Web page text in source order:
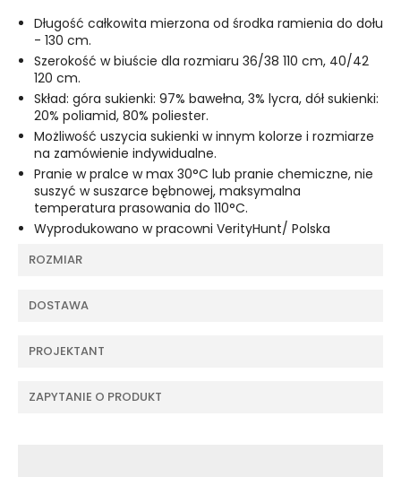
Długość całkowita mierzona od środka ramienia do dołu
- 130 cm.
Szerokość w biuście dla rozmiaru 36/38 110 cm, 40/42
120 cm.
Skład: góra sukienki: 97% bawełna, 3% lycra, dół sukienki:
20% poliamid, 80% poliester.
Możliwość uszycia sukienki w innym kolorze i rozmiarze
na zamówienie indywidualne.
Pranie w pralce w max 30°C lub pranie chemiczne, nie
suszyć w suszarce bębnowej, maksymalna
temperatura prasowania do 110°C.
Wyprodukowano w pracowni VerityHunt/ Polska
ROZMIAR
DOSTAWA
PROJEKTANT
ZAPYTANIE O PRODUKT